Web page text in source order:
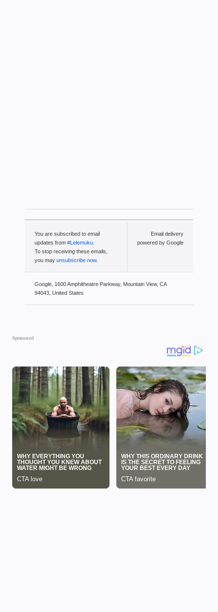
You are subscribed to email
updates from #Lelemuku
To stop receiving these emails,
you may unsubscribe now.
Email delivery
powered by Google
Google, 1600 Amphitheatre Parkway, Mountain View, CA
94043, United States